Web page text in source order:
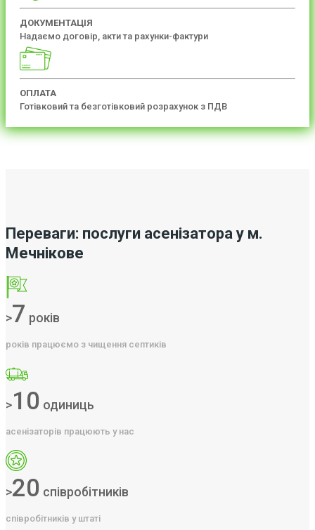
ДОКУМЕНТАЦІЯ
Надаємо договір, акти та рахунки-фактури
ОПЛАТА
Готівковий та безготівковий розрахунок з ПДВ
Переваги: послуги асенізатора у м.
Мечнікове
>7 років
років працюємо з чищення септиків
>10 одиниць
асенізаторів працюють у нас
>20 співробітників
співробітників у штаті